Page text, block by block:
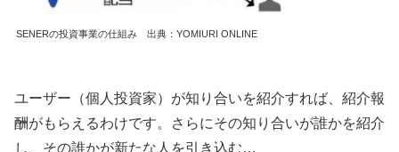
SENERの投資事業の仕組み 出典：YOMIURI ONLINE
ユーザー（個人投資家）が知り合いを紹介すれば、紹介報
酬がもらえるわけです。さらにその知り合いが誰かを紹介
し、その誰かが新たな人を引き込む…